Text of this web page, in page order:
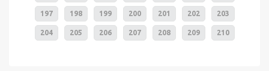
197 198 199 200 201 202 203
204 205 206 207 208 209 210